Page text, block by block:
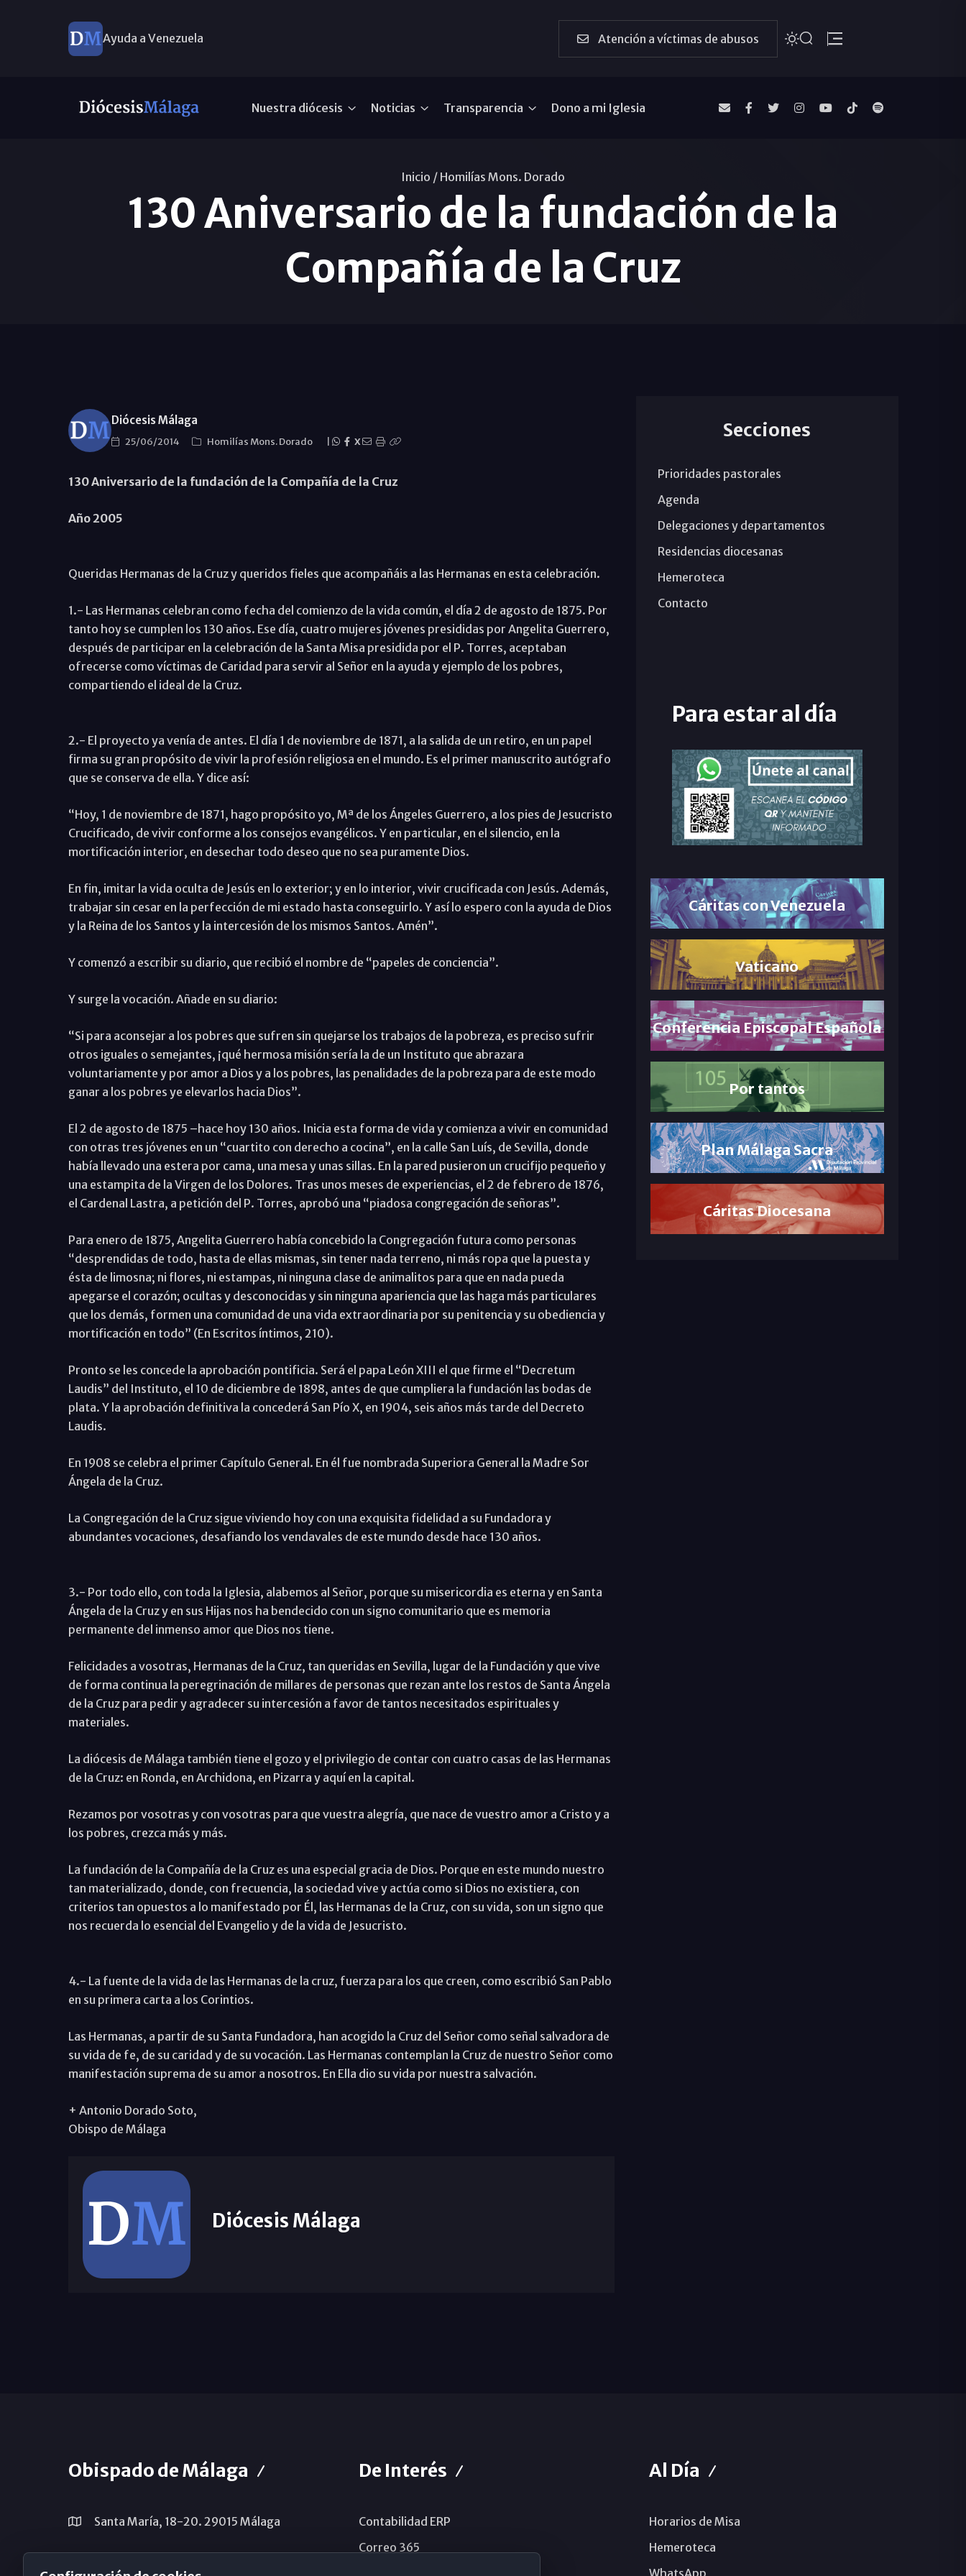
Ayuda a Venezuela Atención a víctimas de abusos
Nuestra diócesis Noticias Transparencia Dono a mi Iglesia
Inicio / Homilías Mons. Dorado
130 Aniversario de la fundación de la
Compañía de la Cruz
Diócesis Málaga
25/06/2014 Homilías Mons. Dorado X
130 Aniversario de la fundación de la Compañía de la Cruz
Año 2005
Queridas Hermanas de la Cruz y queridos fieles que acompañáis a las Hermanas en esta celebración.
1.- Las Hermanas celebran como fecha del comienzo de la vida común, el día 2 de agosto de 1875. Por
tanto hoy se cumplen los 130 años. Ese día, cuatro mujeres jóvenes presididas por Angelita Guerrero,
después de participar en la celebración de la Santa Misa presidida por el P. Torres, aceptaban
ofrecerse como víctimas de Caridad para servir al Señor en la ayuda y ejemplo de los pobres,
compartiendo el ideal de la Cruz.
2.- El proyecto ya venía de antes. El día 1 de noviembre de 1871, a la salida de un retiro, en un papel
firma su gran propósito de vivir la profesión religiosa en el mundo. Es el primer manuscrito autógrafo
que se conserva de ella. Y dice así:
“Hoy, 1 de noviembre de 1871, hago propósito yo, Mª de los Ángeles Guerrero, a los pies de Jesucristo
Crucificado, de vivir conforme a los consejos evangélicos. Y en particular, en el silencio, en la
mortificación interior, en desechar todo deseo que no sea puramente Dios.
En fin, imitar la vida oculta de Jesús en lo exterior; y en lo interior, vivir crucificada con Jesús. Además,
trabajar sin cesar en la perfección de mi estado hasta conseguirlo. Y así lo espero con la ayuda de Dios
y la Reina de los Santos y la intercesión de los mismos Santos. Amén”.
Y comenzó a escribir su diario, que recibió el nombre de “papeles de conciencia”.
Y surge la vocación. Añade en su diario:
“Si para aconsejar a los pobres que sufren sin quejarse los trabajos de la pobreza, es preciso sufrir
otros iguales o semejantes, ¡qué hermosa misión sería la de un Instituto que abrazara
voluntariamente y por amor a Dios y a los pobres, las penalidades de la pobreza para de este modo
ganar a los pobres ye elevarlos hacia Dios”.
El 2 de agosto de 1875 –hace hoy 130 años. Inicia esta forma de vida y comienza a vivir en comunidad
con otras tres jóvenes en un “cuartito con derecho a cocina”, en la calle San Luís, de Sevilla, donde
había llevado una estera por cama, una mesa y unas sillas. En la pared pusieron un crucifijo pequeño y
una estampita de la Virgen de los Dolores. Tras unos meses de experiencias, el 2 de febrero de 1876,
el Cardenal Lastra, a petición del P. Torres, aprobó una “piadosa congregación de señoras”.
Para enero de 1875, Angelita Guerrero había concebido la Congregación futura como personas
“desprendidas de todo, hasta de ellas mismas, sin tener nada terreno, ni más ropa que la puesta y
ésta de limosna; ni flores, ni estampas, ni ninguna clase de animalitos para que en nada pueda
apegarse el corazón; ocultas y desconocidas y sin ninguna apariencia que las haga más particulares
que los demás, formen una comunidad de una vida extraordinaria por su penitencia y su obediencia y
mortificación en todo” (En Escritos íntimos, 210).
Pronto se les concede la aprobación pontificia. Será el papa León XIII el que firme el “Decretum
Laudis” del Instituto, el 10 de diciembre de 1898, antes de que cumpliera la fundación las bodas de
plata. Y la aprobación definitiva la concederá San Pío X, en 1904, seis años más tarde del Decreto
Laudis.
En 1908 se celebra el primer Capítulo General. En él fue nombrada Superiora General la Madre Sor
Ángela de la Cruz.
La Congregación de la Cruz sigue viviendo hoy con una exquisita fidelidad a su Fundadora y
abundantes vocaciones, desafiando los vendavales de este mundo desde hace 130 años.
3.- Por todo ello, con toda la Iglesia, alabemos al Señor, porque su misericordia es eterna y en Santa
Ángela de la Cruz y en sus Hijas nos ha bendecido con un signo comunitario que es memoria
permanente del inmenso amor que Dios nos tiene.
Felicidades a vosotras, Hermanas de la Cruz, tan queridas en Sevilla, lugar de la Fundación y que vive
de forma continua la peregrinación de millares de personas que rezan ante los restos de Santa Ángela
de la Cruz para pedir y agradecer su intercesión a favor de tantos necesitados espirituales y
materiales.
La diócesis de Málaga también tiene el gozo y el privilegio de contar con cuatro casas de las Hermanas
de la Cruz: en Ronda, en Archidona, en Pizarra y aquí en la capital.
Rezamos por vosotras y con vosotras para que vuestra alegría, que nace de vuestro amor a Cristo y a
los pobres, crezca más y más.
La fundación de la Compañía de la Cruz es una especial gracia de Dios. Porque en este mundo nuestro
tan materializado, donde, con frecuencia, la sociedad vive y actúa como si Dios no existiera, con
criterios tan opuestos a lo manifestado por Él, las Hermanas de la Cruz, con su vida, son un signo que
nos recuerda lo esencial del Evangelio y de la vida de Jesucristo.
4.- La fuente de la vida de las Hermanas de la cruz, fuerza para los que creen, como escribió San Pablo
en su primera carta a los Corintios.
Las Hermanas, a partir de su Santa Fundadora, han acogido la Cruz del Señor como señal salvadora de
su vida de fe, de su caridad y de su vocación. Las Hermanas contemplan la Cruz de nuestro Señor como
manifestación suprema de su amor a nosotros. En Ella dio su vida por nuestra salvación.
+ Antonio Dorado Soto,
Obispo de Málaga
Diócesis Málaga
Secciones
Prioridades pastorales
Agenda
Delegaciones y departamentos
Residencias diocesanas
Hemeroteca
Contacto
Para estar al día
Cáritas con Venezuela
Vaticano
Conferencia Episcopal Española
Por tantos
Plan Málaga Sacra
Cáritas Diocesana
Obispado de Málaga
Santa María, 18-20. 29015 Málaga
De Interés
Contabilidad ERP
Correo 365
Al Día
Horarios de Misa
Hemeroteca
WhatsApp